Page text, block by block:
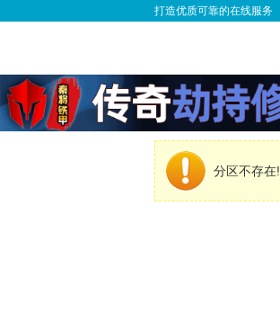
打造优质可靠的在线服务
分区不存在!